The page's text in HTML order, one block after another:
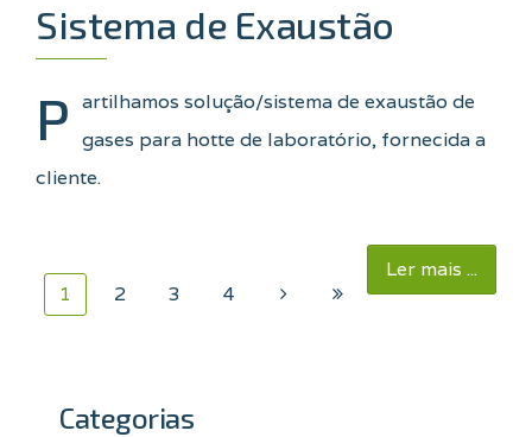
Sistema de Exaustão
P artilhamos solução/sistema de exaustão de
gases para hotte de laboratório, fornecida a
cliente.
Ler mais ...
1
2 3 4
Categorias